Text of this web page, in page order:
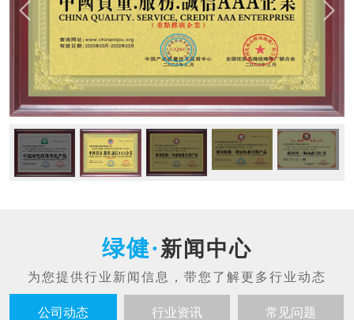
新闻中心
公司动态 行业资讯 常见问题